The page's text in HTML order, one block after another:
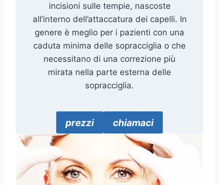
incisioni sulle tempie, nascoste
all’interno dell’attaccatura dei capelli. In
genere è meglio per i pazienti con una
caduta minima delle sopracciglia o che
necessitano di una correzione più
mirata nella parte esterna delle
sopracciglia.
prezzi chiamaci